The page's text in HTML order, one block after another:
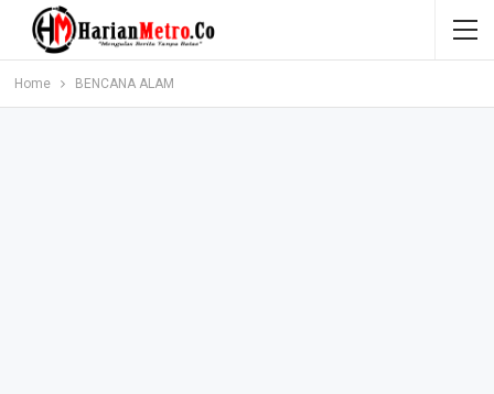
Home BENCANA ALAM